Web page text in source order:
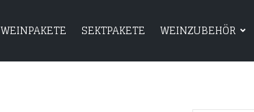
WEINPAKETE SEKTPAKETE WEINZUBEHÖR
HOME SHOP WEIN WEINPAKETE